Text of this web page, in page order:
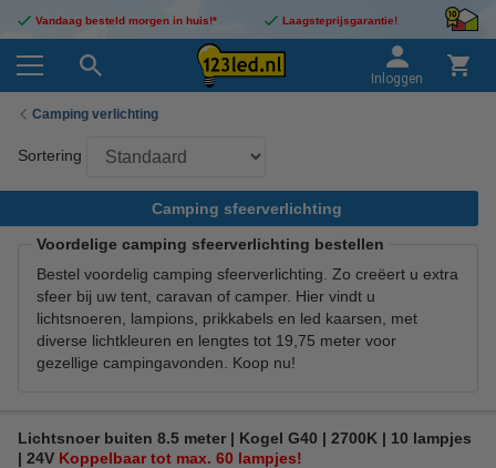
Vandaag besteld morgen in huis!* Laagsteprijsgarantie!
Inloggen
Camping verlichting
Sortering
Camping sfeerverlichting
Voordelige camping sfeerverlichting bestellen
Bestel voordelig camping sfeerverlichting. Zo creëert u extra
sfeer bij uw tent, caravan of camper. Hier vindt u
lichtsnoeren, lampions, prikkabels en led kaarsen, met
diverse lichtkleuren en lengtes tot 19,75 meter voor
gezellige campingavonden. Koop nu!
Lichtsnoer buiten 8.5 meter | Kogel G40 | 2700K | 10 lampjes
| 24V Koppelbaar tot max. 60 lampjes!